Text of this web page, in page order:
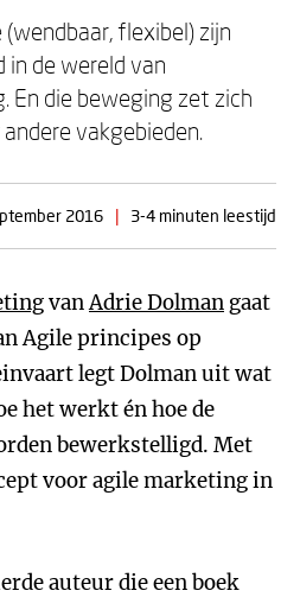
flexibel) zijn
de wereld van
die beweging zet zich
vakgebieden.
2016 | 3-4 minuten leestijd
vanAdrie Dolman gaat
Agile principes op
legt Dolman uit wat
het werkt én hoe de
bewerkstelligd. Met
voor agile marketing in
auteur die een boek